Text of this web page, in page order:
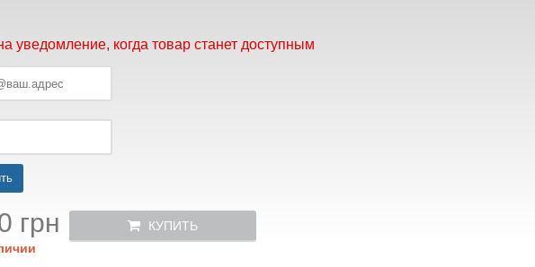
уведомление, когда товар станет доступным
грн КУПИТЬ